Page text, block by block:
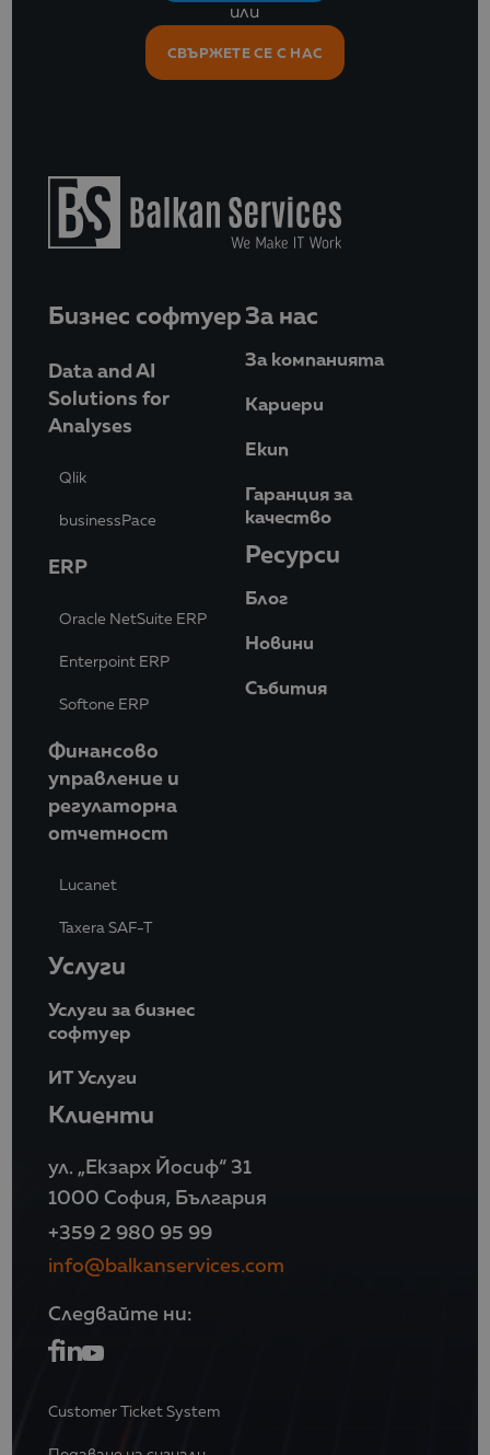
или
СВЪРЖЕТЕ СЕ С НАС
Бизнес софтуер
Data and AI
Solutions for
Analyses
Qlik
businessPace
ERP
Oracle NetSuite ERP
Enterpoint ERP
Softone ERP
Финансово
управление и
регулаторна
отчетност
Lucanet
Taxera SAF-T
Услуги
Услуги за бизнес
софтуер
ИТ Услуги
Клиенти
За нас
За компанията
Кариери
Eкип
Гаранция за
качество
Ресурси
Блог
Новини
Събития
ул. „Екзарх Йосиф“ 31
1000 София, България
+359 2 980 95 99
info@balkanservices.com
Следвайте ни:
Customer Ticket System